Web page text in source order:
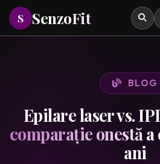
S SenzoFit
Tastează pentru a căuta
BLOG
Epilare laser vs.
comparație onestăa
ani
Prima ta sedinta de
prima sedinta Full Body
sedinta, fara obligatia unui